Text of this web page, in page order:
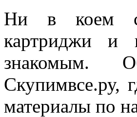
Ни в коем
картриджи и
знакомым.
Скупимвсе.ру,
материалы по